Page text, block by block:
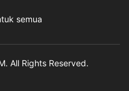
semua
All Rights Reserved.